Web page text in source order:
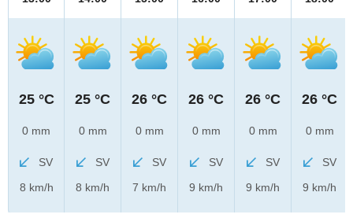
25 °C
0 mm
SV
8 km/h
25 °C
0 mm
SV
8 km/h
26 °C
0 mm
SV
7 km/h
26 °C
0 mm
SV
9 km/h
26 °C
0 mm
SV
9 km/h
26 °C
0 mm
SV
9 km/h